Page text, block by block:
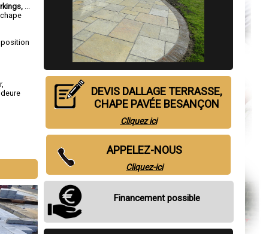
,
DEVIS DALLAGE TERRASSE,
CHAPE PAVÉE BESANÇON
Cliquez ici
APPELEZ-NOUS
Cliquez-ici
Financement possible